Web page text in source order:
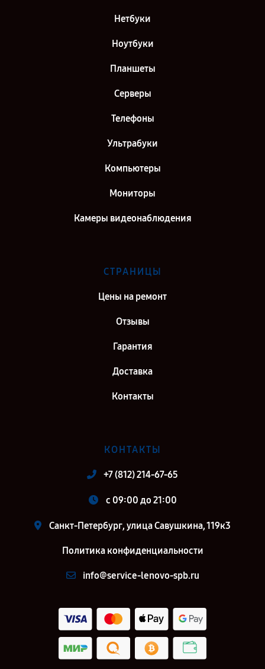
Нетбуки
Ноутбуки
Планшеты
Серверы
Телефоны
Ультрабуки
Компьютеры
Мониторы
Камеры видеонаблюдения
СТРАНИЦЫ
Цены на ремонт
Отзывы
Гарантия
Доставка
Контакты
КОНТАКТЫ
+7 (812) 214-67-65
c 09:00 до 21:00
Санкт-Петербург, улица Савушкина, 119к3
Политика конфиденциальности
info@service-lenovo-spb.ru